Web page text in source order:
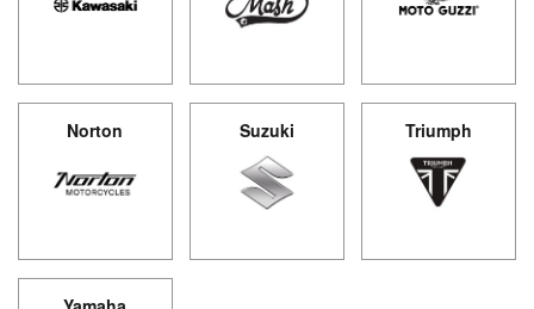
Norton Suzuki Triumph